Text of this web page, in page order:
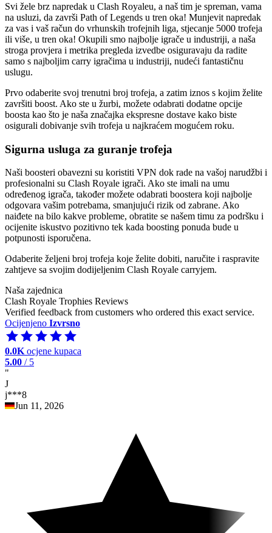
Svi žele brz napredak u Clash Royaleu, a naš tim je spreman, vama
na usluzi, da završi Path of Legends u tren oka! Munjevit napredak
za vas i vaš račun do vrhunskih trofejnih liga, stjecanje 5000 trofeja
ili više, u tren oka! Okupili smo najbolje igrače u industriji, a naša
stroga provjera i metrika pregleda izvedbe osiguravaju da radite
samo s najboljim carry igračima u industriji, nudeći fantastičnu
uslugu.
Prvo odaberite svoj trenutni broj trofeja, a zatim iznos s kojim želite
završiti boost. Ako ste u žurbi, možete odabrati dodatne opcije
boosta kao što je naša značajka ekspresne dostave kako biste
osigurali dobivanje svih trofeja u najkraćem mogućem roku.
Sigurna usluga za guranje trofeja
Naši boosteri obavezni su koristiti VPN dok rade na vašoj narudžbi i
profesionalni su Clash Royale igrači. Ako ste imali na umu
određenog igrača, također možete odabrati boostera koji najbolje
odgovara vašim potrebama, smanjujući rizik od zabrane. Ako
naiđete na bilo kakve probleme, obratite se našem timu za podršku i
ocijenite iskustvo pozitivno tek kada boosting ponuda bude u
potpunosti isporučena.
Odaberite željeni broj trofeja koje želite dobiti, naručite i raspravite
zahtjeve sa svojim dodijeljenim Clash Royale carryjem.
Naša zajednica
Clash Royale Trophies Reviews
Verified feedback from customers who ordered this exact service.
Ocijenjeno Izvrsno
0.0K ocjene kupaca
5.00 / 5
"
J
j***8
Jun 11, 2026